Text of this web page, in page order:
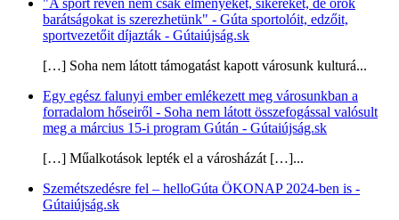
barátságokat is szerezhetünk" - Gúta sportolóit, edzőit,
sportvezetőit díjazták - Gútaiújság.sk
[…] Soha nem látott támogatást kapott városunk kulturá...
Egy egész falunyi ember emlékezett meg városunkban a
forradalom hőseiről - Soha nem látott összefogással valósult
meg a március 15-i program Gútán - Gútaiújság.sk
[…] Műalkotások lepték el a városházát […]...
Szemétszedésre fel – helloGúta ÖKONAP 2024-ben is -
Gútaiújság.sk